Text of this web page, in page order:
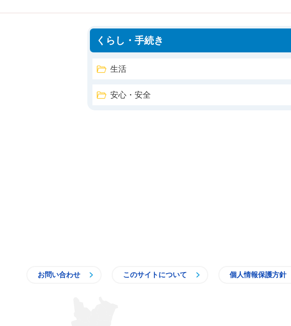
くらし・手続き
生活
安心・安全
お問い合わせ このサイトについて 個人情報保護方針